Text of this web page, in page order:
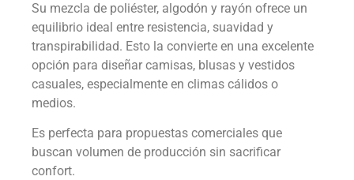
Su mezcla de poliéster, algodón y rayón ofrece un
equilibrio ideal entre resistencia, suavidad y
transpirabilidad. Esto la convierte en una excelente
opción para diseñar camisas, blusas y vestidos
casuales, especialmente en climas cálidos o
medios.
Es perfecta para propuestas comerciales que
buscan volumen de producción sin sacrificar
confort.